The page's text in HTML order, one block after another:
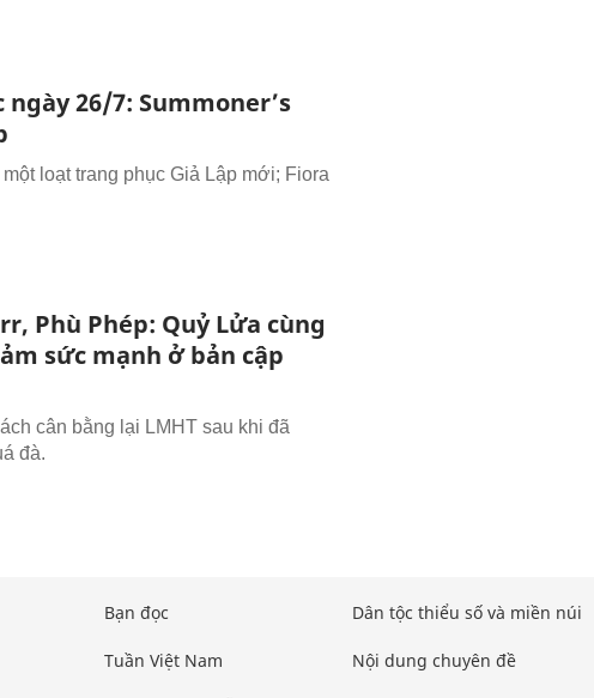
26/7: Summoner’s
loạt trang phục Giả Lập mới; Fiora
Phù Phép: Quỷ Lửa cùng
sức mạnh ở bản cập
cân bằng lại LMHT sau khi đã
đà.
Bạn đọc
Tuần Việt Nam
Dân tộc thiểu số và miền núi
Nội dung chuyên đề